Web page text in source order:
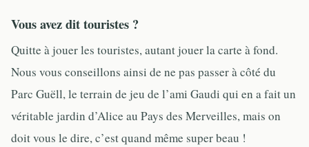
Vous avez dit touristes ?
Quitte à jouer les touristes, autant jouer la carte à fond.
Nous vous conseillons ainsi de ne pas passer à côté du
Parc Guëll, le terrain de jeu de l’ami Gaudi qui en a fait un
véritable jardin d’Alice au Pays des Merveilles, mais on
doit vous le dire, c’est quand même super beau !